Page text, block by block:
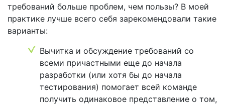
требований больше проблем, чем пользы? В моей
практике лучше всего себя зарекомендовали такие
варианты:
Вычитка и обсуждение требований со
всеми причастными еще до начала
разработки (или хотя бы до начала
тестирования) помогает всей команде
получить одинаковое представление о том,